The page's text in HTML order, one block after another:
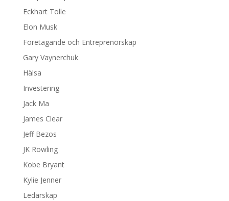
Eckhart Tolle
Elon Musk
Företagande och Entreprenörskap
Gary Vaynerchuk
Hälsa
Investering
Jack Ma
James Clear
Jeff Bezos
JK Rowling
Kobe Bryant
Kylie Jenner
Ledarskap